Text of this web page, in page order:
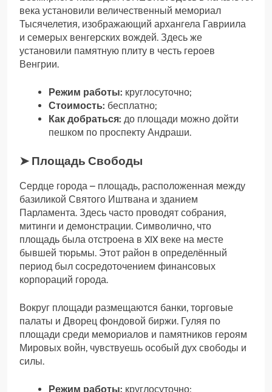
века установили величественный мемориал
Тысячелетия, изображающий архангела Гавриила
и семерых венгерских вождей. Здесь же
установили памятную плиту в честь героев
Венгрии.
Режим работы: круглосуточно;
Стоимость: бесплатно;
Как добраться: до площади можно дойти
пешком по проспекту Андраши.
➤ Площадь Свободы
Сердце города – площадь, расположенная между
базиликой Святого Иштвана и зданием
Парламента. Здесь часто проводят собрания,
митинги и демонстрации. Символично, что
площадь была отстроена в XIX веке на месте
бывшей тюрьмы. Этот район в определённый
период был сосредоточением финансовых
корпораций города.
Вокруг площади размещаются банки, торговые
палаты и Дворец фондовой биржи. Гуляя по
площади среди мемориалов и памятников героям
Мировых войн, чувствуешь особый дух свободы и
силы.
Режим работы: круглосуточно;